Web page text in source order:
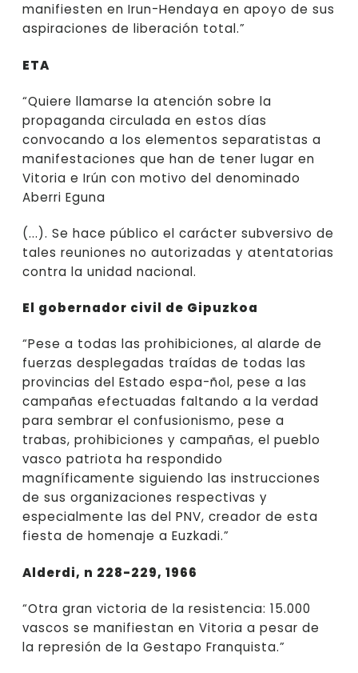
manifiesten en Irun-Hendaya en apoyo de sus
aspiraciones de liberación total.”
ETA
“Quiere llamarse la atención sobre la
propaganda circulada en estos días
convocando a los elementos separatistas a
manifestaciones que han de tener lugar en
Vitoria e Irún con motivo del denominado
Aberri Eguna
(...). Se hace público el carácter subversivo de
tales reuniones no autorizadas y atentatorias
contra la unidad nacional.
El gobernador civil de Gipuzkoa
“Pese a todas las prohibiciones, al alarde de
fuerzas desplegadas traídas de todas las
provincias del Estado espa-ñol, pese a las
campañas efectuadas faltando a la verdad
para sembrar el confusionismo, pese a
trabas, prohibiciones y campañas, el pueblo
vasco patriota ha respondido
magníficamente siguiendo las instrucciones
de sus organizaciones respectivas y
especialmente las del PNV, creador de esta
fiesta de homenaje a Euzkadi.”
Alderdi, n 228-229, 1966
“Otra gran victoria de la resistencia: 15.000
vascos se manifiestan en Vitoria a pesar de
la represión de la Gestapo Franquista.”